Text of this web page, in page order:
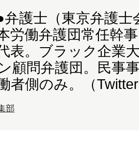
護士（東京弁護士
労働弁護団常任幹
表。ブラック企業
顧問弁護団。民事
者側のみ。（
部